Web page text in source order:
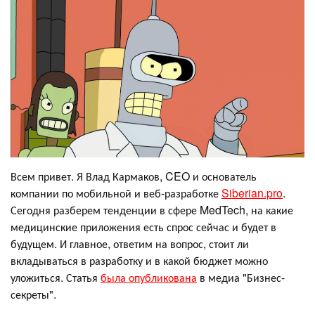
Всем привет. Я Влад Кармаков, CEO и основатель
компании по мобильной и веб-разработкеSiberian.pro.
Сегодня разберем тенденции в сфере MedTech, на какие
медицинские приложения есть спрос сейчас и будет в
будущем. И главное, ответим на вопрос, стоит ли
вкладываться в разработку и в какой бюджет можно
уложиться. Статья была опубликована в медиа "Бизнес-
секреты".